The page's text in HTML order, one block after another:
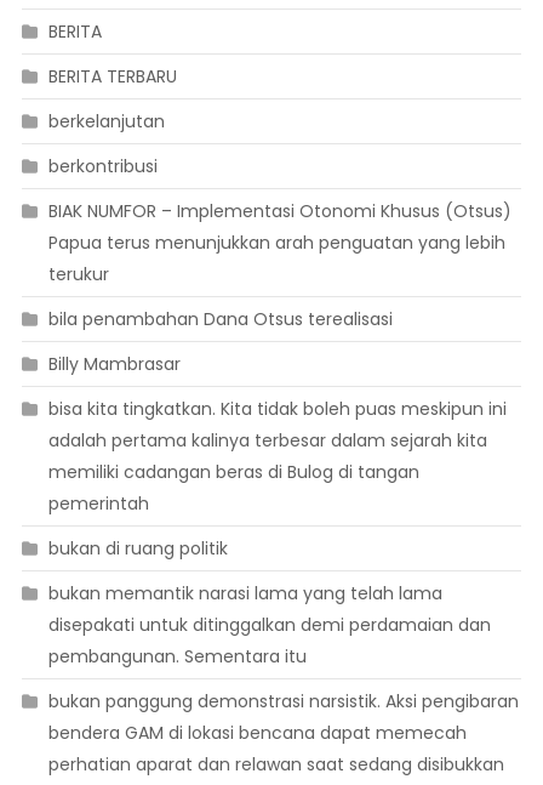
BERITA
BERITA TERBARU
berkelanjutan
berkontribusi
BIAK NUMFOR – Implementasi Otonomi Khusus (Otsus)
Papua terus menunjukkan arah penguatan yang lebih
terukur
bila penambahan Dana Otsus terealisasi
Billy Mambrasar
bisa kita tingkatkan. Kita tidak boleh puas meskipun ini
adalah pertama kalinya terbesar dalam sejarah kita
memiliki cadangan beras di Bulog di tangan
pemerintah
bukan di ruang politik
bukan memantik narasi lama yang telah lama
disepakati untuk ditinggalkan demi perdamaian dan
pembangunan. Sementara itu
bukan panggung demonstrasi narsistik. Aksi pengibaran
bendera GAM di lokasi bencana dapat memecah
perhatian aparat dan relawan saat sedang disibukkan